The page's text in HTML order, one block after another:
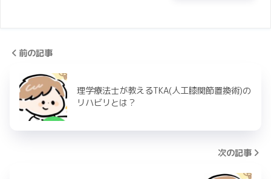
前の記事
理学療法士が教えるTKA(人工膝関節置換術)の
リハビリとは？
次の記事